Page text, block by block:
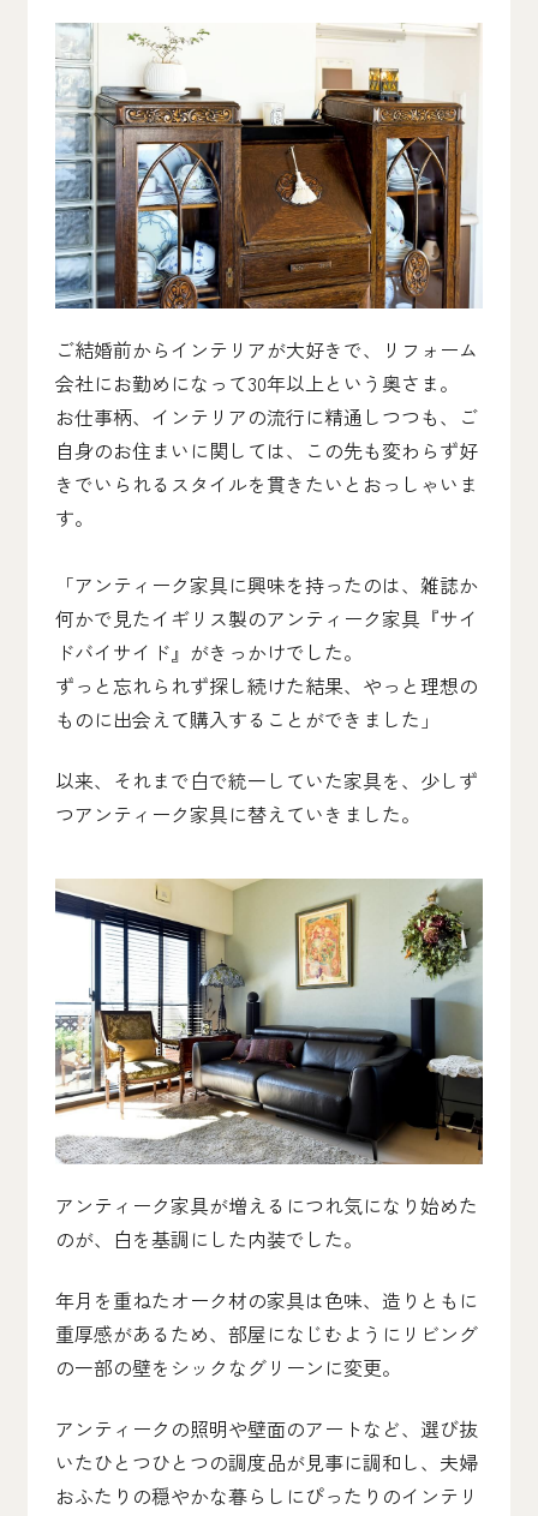
ご結婚前からインテリアが大好きで、リフォーム
会社にお勤めになって30年以上という奥さま。
お仕事柄、インテリアの流行に精通しつつも、ご
自身のお住まいに関しては、この先も変わらず好
きでいられるスタイルを貫きたいとおっしゃいま
す。
「アンティーク家具に興味を持ったのは、雑誌か
何かで見たイギリス製のアンティーク家具『サイ
ドバイサイド』がきっかけでした。
ずっと忘れられず探し続けた結果、やっと理想の
ものに出会えて購入することができました」
以来、それまで白で統一していた家具を、少しず
つアンティーク家具に替えていきました。
アンティーク家具が増えるにつれ気になり始めた
のが、白を基調にした内装でした。
年月を重ねたオーク材の家具は色味、造りともに
重厚感があるため、部屋になじむようにリビング
の一部の壁をシックなグリーンに変更。
アンティークの照明や壁面のアートなど、選び抜
いたひとつひとつの調度品が見事に調和し、夫婦
おふたりの穏やかな暮らしにぴったりのインテリ